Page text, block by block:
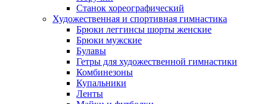
Станок хореографический
Художественная и спортивная гимнастика
Брюки леггинсы шорты женские
Брюки мужские
Булавы
Гетры для художественной гимнастики
Комбинезоны
Купальники
Ленты